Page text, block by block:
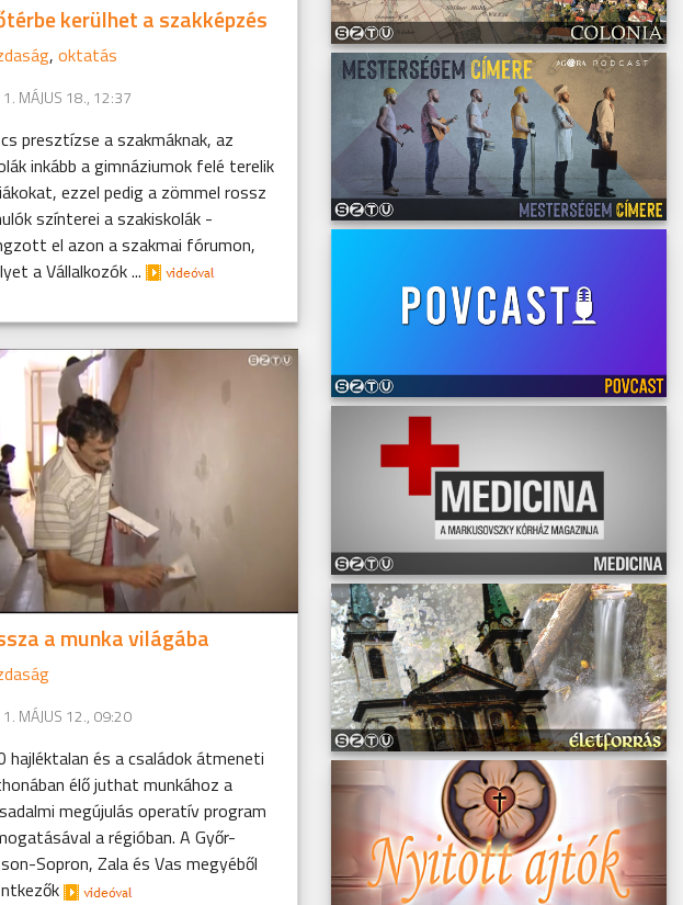
kerülhet a szakképzés
, oktatás
MÁJUS 18., 12:37
presztízse a szakmáknak, az
inkább a gimnáziumok felé terelik
ezzel pedig a zömmel rossz
színterei a szakiskolák -
el azon a szakmai fórumon,
a Vállalkozók ...
a munka világába
MÁJUS 12., 09:20
hajléktalan és a családok átmeneti
élő juthat munkához a
megújulás operatív program
a régióban. A Győr-
Sopron, Zala és Vas megyéből